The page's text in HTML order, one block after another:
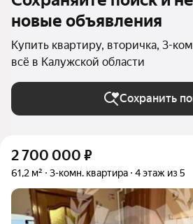
новые объявления
Купить квартиру, вторичка, 3-
всё в Калужской области
Сохранить
2 700 000 ₽
61,2 м² 3-комн. квартира 4 этаж из 5